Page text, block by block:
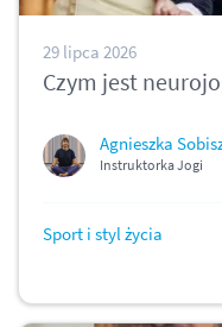
29 lipca 2026
Czym jest
Agnieszka
Instruktorka Jogi
Sport i styl życia